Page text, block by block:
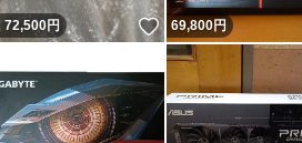
72,500円 いいね！
69,800円